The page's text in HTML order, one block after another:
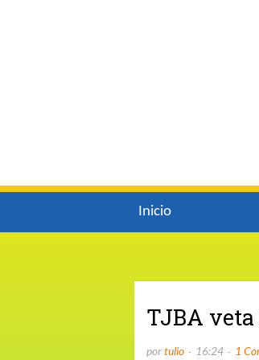
Inicio
TJBA veta
portulio 16:24 1